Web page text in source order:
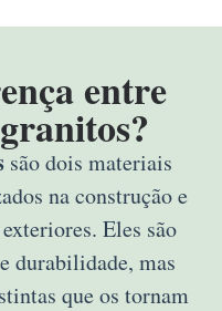
entre
são dois materiais
na construção e
Eles são
durabilidade, mas
que os tornam